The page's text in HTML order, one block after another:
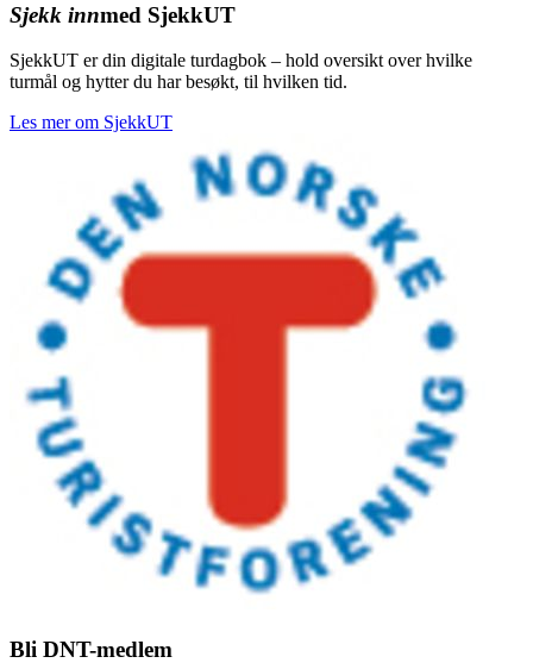
Sjekk innmed SjekkUT
SjekkUT er din digitale turdagbok – hold oversikt over hvilke
turmål og hytter du har besøkt, til hvilken tid.
Les mer om SjekkUT
Bli DNT-medlem